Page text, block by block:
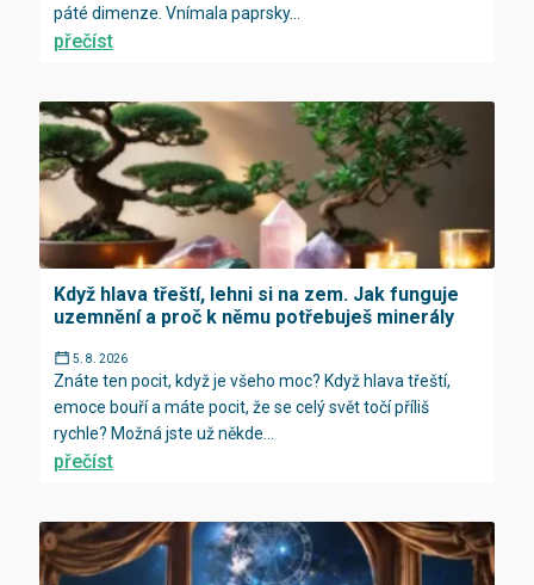
páté dimenze. Vnímala paprsky...
přečíst
Když hlava třeští, lehni si na zem. Jak funguje
uzemnění a proč k němu potřebuješ minerály
5. 8. 2026
Znáte ten pocit, když je všeho moc? Když hlava třeští,
emoce bouří a máte pocit, že se celý svět točí příliš
rychle? Možná jste už někde...
přečíst